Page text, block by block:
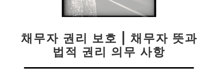
채무자 권리 보호 | 채무자 뜻과
법적 권리 의무 사항